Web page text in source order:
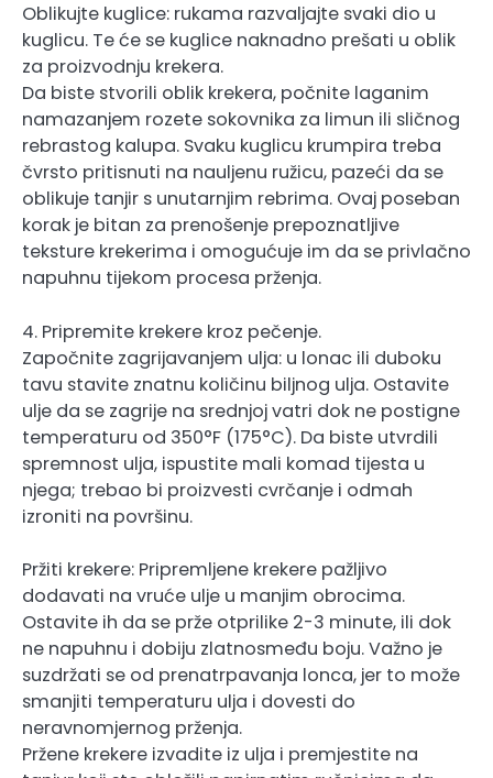
Oblikujte kuglice: rukama razvaljajte svaki dio u
kuglicu. Te će se kuglice naknadno prešati u oblik
za proizvodnju krekera.
Da biste stvorili oblik krekera, počnite laganim
namazanjem rozete sokovnika za limun ili sličnog
rebrastog kalupa. Svaku kuglicu krumpira treba
čvrsto pritisnuti na nauljenu ružicu, pazeći da se
oblikuje tanjir s unutarnjim rebrima. Ovaj poseban
korak je bitan za prenošenje prepoznatljive
teksture krekerima i omogućuje im da se privlačno
napuhnu tijekom procesa prženja.
4. Pripremite krekere kroz pečenje.
Započnite zagrijavanjem ulja: u lonac ili duboku
tavu stavite znatnu količinu biljnog ulja. Ostavite
ulje da se zagrije na srednjoj vatri dok ne postigne
temperaturu od 350°F (175°C). Da biste utvrdili
spremnost ulja, ispustite mali komad tijesta u
njega; trebao bi proizvesti cvrčanje i odmah
izroniti na površinu.
Pržiti krekere: Pripremljene krekere pažljivo
dodavati na vruće ulje u manjim obrocima.
Ostavite ih da se prže otprilike 2-3 minute, ili dok
ne napuhnu i dobiju zlatnosmeđu boju. Važno je
suzdržati se od prenatrpavanja lonca, jer to može
smanjiti temperaturu ulja i dovesti do
neravnomjernog prženja.
Pržene krekere izvadite iz ulja i premjestite na